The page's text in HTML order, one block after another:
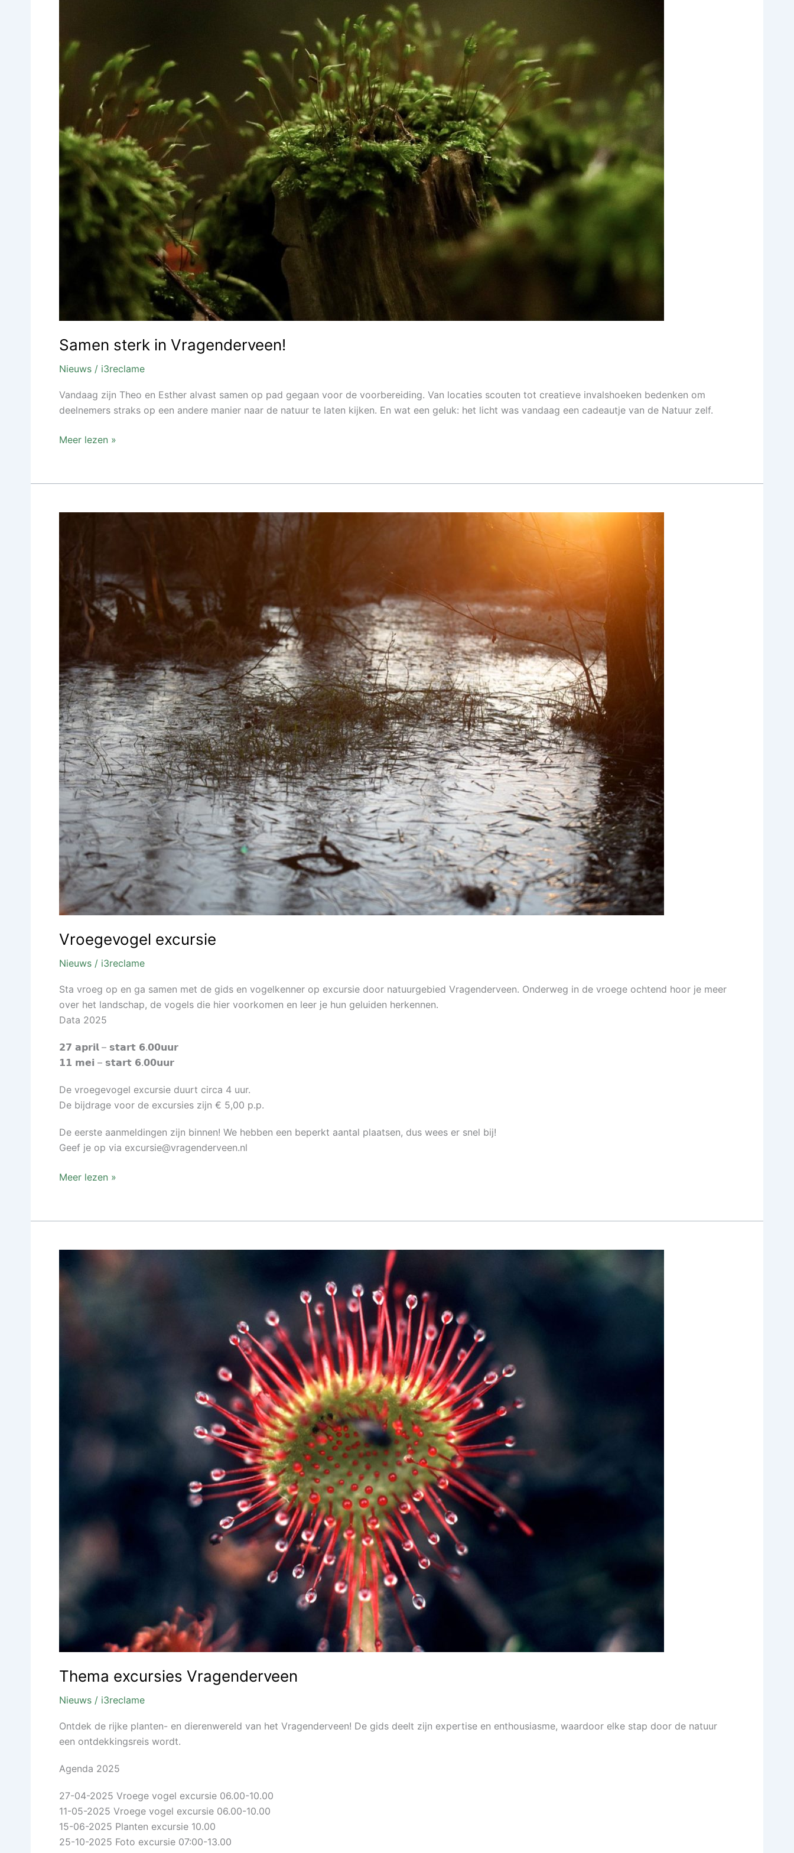
Samen sterk in Vragenderveen!
Nieuws / i3reclame
Vandaag zijn Theo en Esther alvast samen op pad gegaan voor de voorbereiding. Van locaties scouten tot creatieve invalshoeken bedenken om
deelnemers straks op een andere manier naar de natuur te laten kijken. En wat een geluk: het licht was vandaag een cadeautje van de Natuur zelf.
Meer lezen »
Vroegevogel excursie
Nieuws / i3reclame
Sta vroeg op en ga samen met de gids en vogelkenner op excursie door natuurgebied Vragenderveen. Onderweg in de vroege ochtend hoor je meer
over het landschap, de vogels die hier voorkomen en leer je hun geluiden herkennen.
Data 2025
𝟮𝟳 𝗮𝗽𝗿𝗶𝗹 – 𝘀𝘁𝗮𝗿𝘁 𝟲.𝟬𝟬𝘂𝘂𝗿
𝟭𝟭 𝗺𝗲𝗶 – 𝘀𝘁𝗮𝗿𝘁 𝟲.𝟬𝟬𝘂𝘂𝗿
De vroegevogel excursie duurt circa 4 uur.
De bijdrage voor de excursies zijn € 5,00 p.p.
De eerste aanmeldingen zijn binnen! We hebben een beperkt aantal plaatsen, dus wees er snel bij!
Geef je op via excursie@vragenderveen.nl
Meer lezen »
Thema excursies Vragenderveen
Nieuws / i3reclame
Ontdek de rijke planten- en dierenwereld van het Vragenderveen! De gids deelt zijn expertise en enthousiasme, waardoor elke stap door de natuur
een ontdekkingsreis wordt.
Agenda 2025
27-04-2025 Vroege vogel excursie 06.00-10.00
11-05-2025 Vroege vogel excursie 06.00-10.00
15-06-2025 Planten excursie 10.00
25-10-2025 Foto excursie 07:00-13.00
excursies